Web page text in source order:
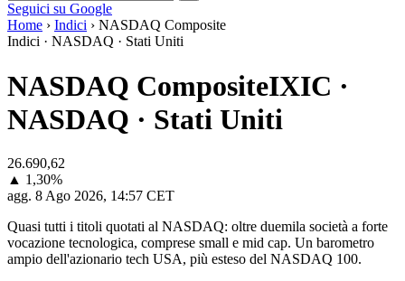
Seguici su Google
Home › Indici › NASDAQ Composite
Indici · NASDAQ · Stati Uniti
NASDAQ CompositeIXIC ·
NASDAQ · Stati Uniti
26.690,62
▲ 1,30%
agg. 8 Ago 2026, 14:57 CET
Quasi tutti i titoli quotati al NASDAQ: oltre duemila società a forte
vocazione tecnologica, comprese small e mid cap. Un barometro
ampio dell'azionario tech USA, più esteso del NASDAQ 100.